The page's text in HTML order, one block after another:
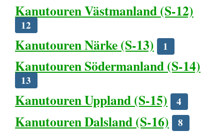
Kanutouren Västmanland (S-12)
12
Kanutouren Närke (S-13) 1
Kanutouren Södermanland (S-14)
13
Kanutouren Uppland (S-15) 4
Kanutouren Dalsland (S-16) 8